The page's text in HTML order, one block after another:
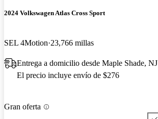
2024 Volkswagen Atlas Cross Sport
SEL 4Motion 23,766 millas
Entrega a domicilio desde Maple Shade, NJ
El precio incluye envío de $276
Gran oferta